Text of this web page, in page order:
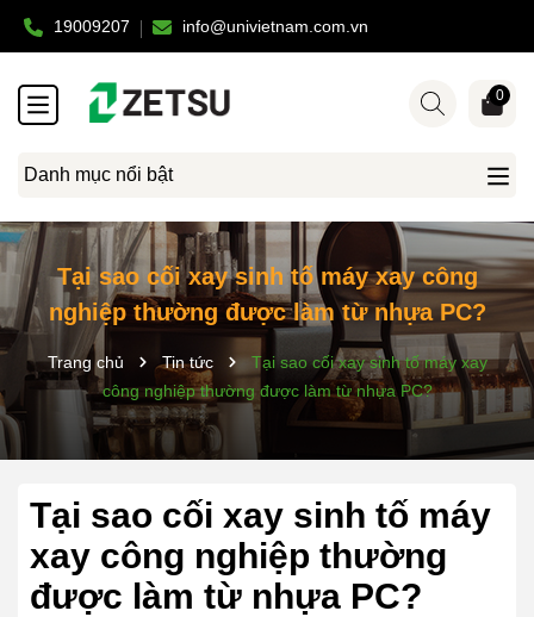
19009207 info@univietnam.com.vn
Danh mục nổi bật
0
Tại sao cối xay sinh tố máy xay công
nghiệp thường được làm từ nhựa PC?
Trang chủ Tin tức
Tại sao cối xay sinh tố máy xay
công nghiệp thường được làm từ nhựa PC?
Tại sao cối xay sinh tố máy
xay công nghiệp thường
được làm từ nhựa PC?